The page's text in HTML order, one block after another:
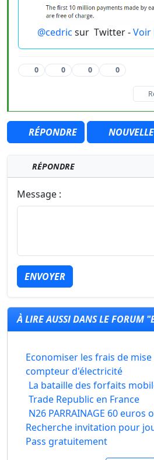
@cedric sur Twitter -Voir
0 0 0 0
RÉPONDRE
RÉPONDRE
Message :
ENVOYER
À LIRE AUSSI DANS LE FORUM
Economiser les frais de
compteur d'électricité
La bataille des forfaits
Trade Republic en France
N26 PARRAINAGE 60
Recherche invitation pour
Pass gratuitement